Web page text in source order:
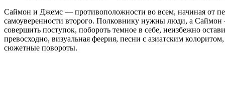
Саймон и Джемс — противоположности во всем, начиная от
самоуверенности второго. Полковнику нужны люди, а
совершить поступок, побороть темное в себе, неизбежно
превосходно, визуальная феерия, песни с азиатским
сюжетные повороты.